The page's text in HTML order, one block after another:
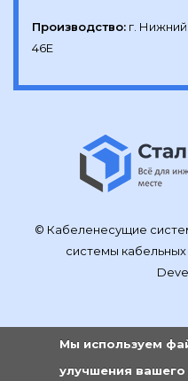
Производство: г.
46Е
© Кабеленесущие
системы кабельных
Мы используем
улучшения